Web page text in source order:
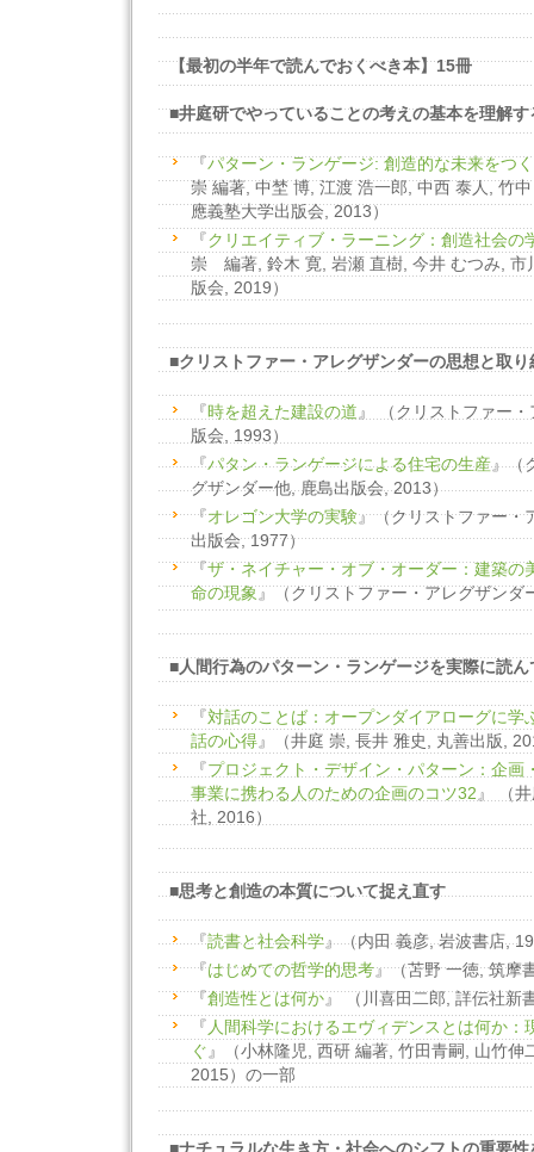
【最初の半年で読んでおくべき本】15冊
■井庭研でやっていることの考えの基本を理解す
『パターン・ランゲージ: 創造的な未来をつ
崇 編著, 中埜 博, 江渡 浩一郎, 中西 泰人, 竹
應義塾大学出版会, 2013）
『クリエイティブ・ラーニング：創造社会の
崇 編著, 鈴木 寛, 岩瀬 直樹, 今井 むつみ, 市
版会, 2019）
■クリストファー・アレグザンダーの思想と取
『時を超えた建設の道』 （クリストファー
版会, 1993）
『パタン・ランゲージによる住宅の生産』（
グザンダー他, 鹿島出版会, 2013）
『オレゴン大学の実験』（クリストファー・
出版会, 1977）
『ザ・ネイチャー・オブ・オーダー：建築
命の現象』（クリストファー・アレグザンダ
■人間行為のパターン・ランゲージを実際に読ん
『対話のことば：オープンダイアローグに学
話の心得』（井庭 崇, 長井 雅史, 丸善出版,
『プロジェクト・デザイン・パターン：企画
事業に携わる人のための企画のコツ32』 （
社, 2016）
■思考と創造の本質について捉え直す
『読書と社会科学』（内田 義彦, 岩波書店,
『はじめての哲学的思考』（苫野 一徳, 筑摩
『創造性とは何か』 （川喜田二郎, 詳伝社新
『人間科学におけるエヴィデンスとは何か：
ぐ』（小林隆児, 西研 編著, 竹田青嗣, 山竹伸
2015）の一部